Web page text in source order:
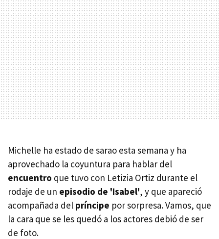
Michelle ha estado de sarao esta semana y ha
aprovechado la coyuntura para hablar del
encuentro que tuvo con Letizia Ortiz durante el
rodaje de un episodio de 'Isabel', y que apareció
acompañada del príncipe por sorpresa. Vamos, que
la cara que se les quedó a los actores debió de ser
de foto.